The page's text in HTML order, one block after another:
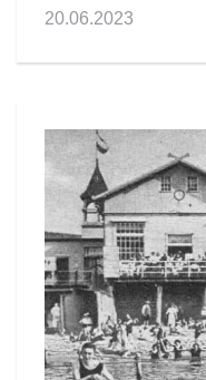
20.06.2023